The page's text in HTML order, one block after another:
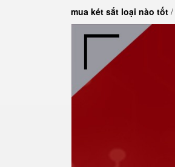
mua két sắt loại nào tốt /